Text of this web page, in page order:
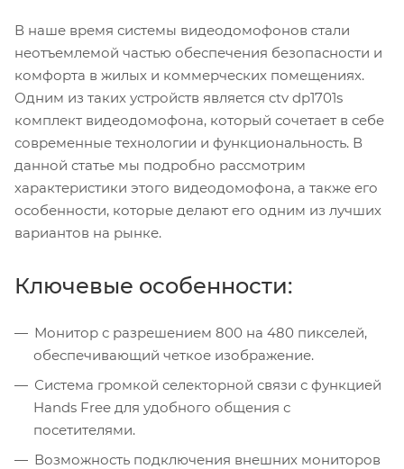
В наше время системы видеодомофонов стали
неотъемлемой частью обеспечения безопасности и
комфорта в жилых и коммерческих помещениях.
Одним из таких устройств является ctv dp1701s
комплект видеодомофона, который сочетает в себе
современные технологии и функциональность. В
данной статье мы подробно рассмотрим
характеристики этого видеодомофона, а также его
особенности, которые делают его одним из лучших
вариантов на рынке.
Ключевые особенности:
Монитор с разрешением 800 на 480 пикселей,
обеспечивающий четкое изображение.
Система громкой селекторной связи с функцией
Hands Free для удобного общения с
посетителями.
Возможность подключения внешних мониторов